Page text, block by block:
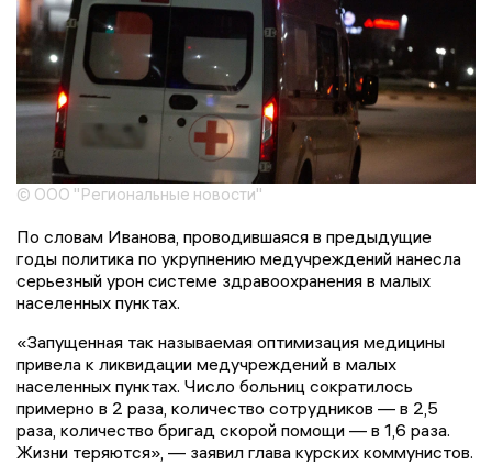
© ООО "Региональные новости"
По словам Иванова, проводившаяся в предыдущие
годы политика по укрупнению медучреждений нанесла
серьезный урон системе здравоохранения в малых
населенных пунктах.
«Запущенная так называемая оптимизация медицины
привела к ликвидации медучреждений в малых
населенных пунктах. Число больниц сократилось
примерно в 2 раза, количество сотрудников — в 2,5
раза, количество бригад скорой помощи — в 1,6 раза.
Жизни теряются», — заявил глава курских коммунистов.